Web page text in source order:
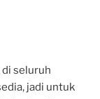
seluruh
jadi untuk